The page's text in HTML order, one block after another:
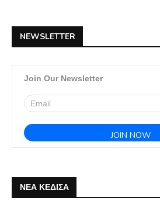
NEWSLETTER
Join Our Newsletter
ΝΕΑ ΚΕΔΙΣΑ